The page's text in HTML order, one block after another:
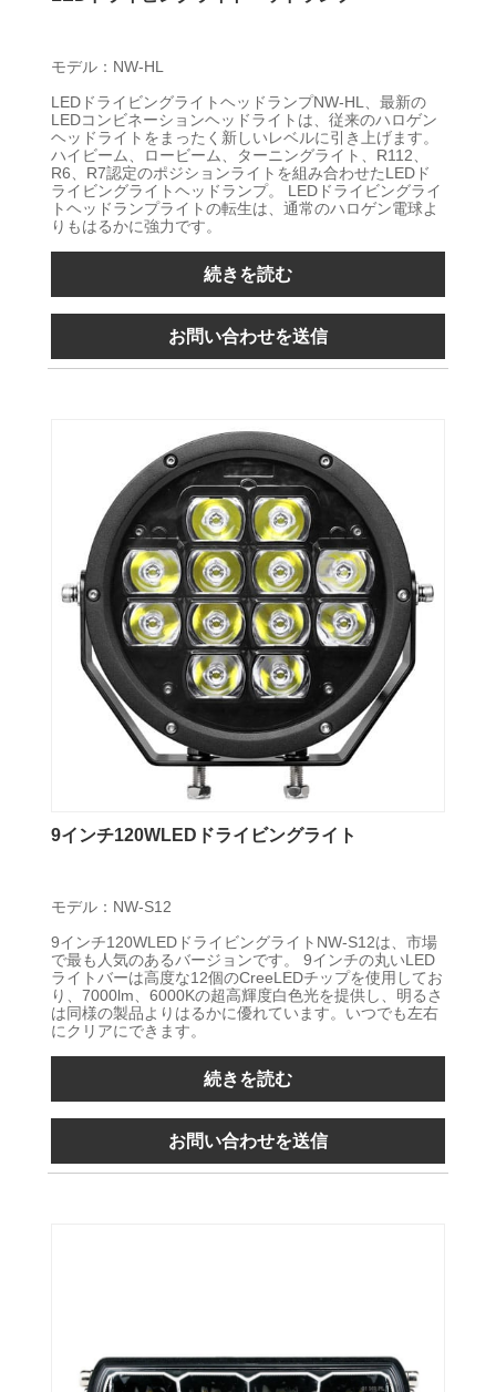
モデル：NW-HL
LEDドライビングライトヘッドランプNW-HL、最新の
LEDコンビネーションヘッドライトは、従来のハロゲン
ヘッドライトをまったく新しいレベルに引き上げます。
ハイビーム、ロービーム、ターニングライト、R112、
R6、R7認定のポジションライトを組み合わせたLEDド
ライビングライトヘッドランプ。 LEDドライビングライ
トヘッドランプライトの転生は、通常のハロゲン電球よ
りもはるかに強力です。
続きを読む
お問い合わせを送信
9インチ120WLEDドライビングライト
モデル：NW-S12
9インチ120WLEDドライビングライトNW-S12は、市場
で最も人気のあるバージョンです。 9インチの丸いLED
ライトバーは高度な12個のCreeLEDチップを使用してお
り、7000lm、6000Kの超高輝度白色光を提供し、明るさ
は同様の製品よりはるかに優れています。いつでも左右
にクリアにできます。
続きを読む
お問い合わせを送信